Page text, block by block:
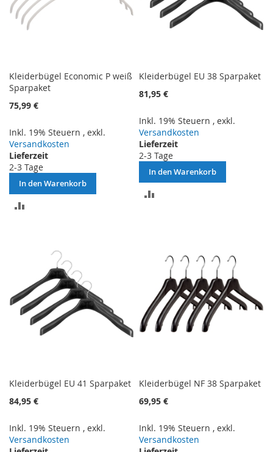
Kleiderbügel Economic P weiß
Sparpaket
75,99 €
Inkl. 19% Steuern , exkl.
Versandkosten
Lieferzeit
2-3 Tage
In den Warenkorb
Kleiderbügel EU 38 Sparpaket
81,95 €
Inkl. 19% Steuern ,exkl.
Versandkosten
Lieferzeit
2-3 Tage
In den Warenkorb
Kleiderbügel EU 41 Sparpaket
84,95 €
Inkl. 19% Steuern , exkl.
Versandkosten
Kleiderbügel NF 38 Sparpaket
69,95 €
Inkl. 19% Steuern ,exkl.
Versandkosten